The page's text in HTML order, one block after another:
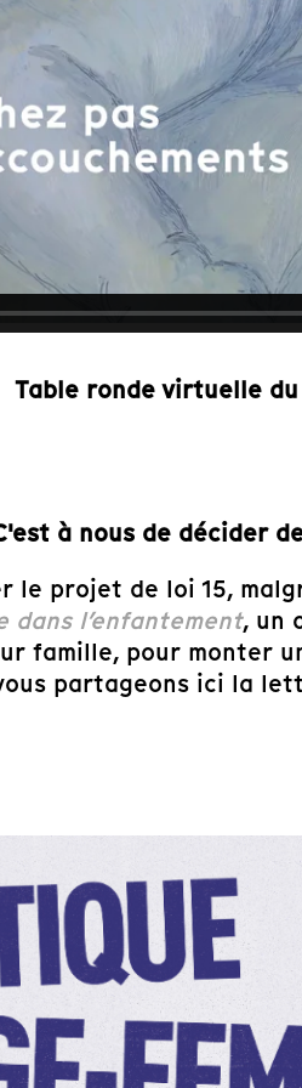
Table ronde virtuelle
à nous de décider
le projet de loi 15,
dans l’enfantement, un
famille, pour monter
partageons ici la